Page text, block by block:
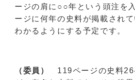
ージの肩に○○年という頭注を
ージに何年の史料が掲載され
わかるようにする予定です。
（委員） 119ページの史料